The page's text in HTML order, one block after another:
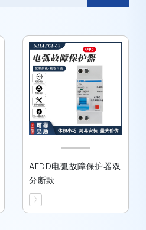
AFDD电弧故障保护器双
分断款